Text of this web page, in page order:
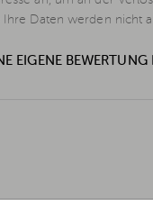
Daten werden nicht
EIGENE BEWERTUNG